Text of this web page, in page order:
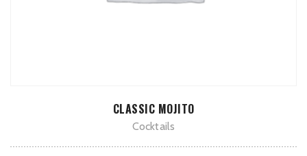
TOEVOEGEN AAN WINKELWAGEN
CLASSIC MOJITO
Cocktails